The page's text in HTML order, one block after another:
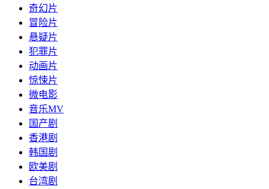
奇幻片
冒险片
悬疑片
犯罪片
动画片
惊悚片
微电影
音乐MV
国产剧
香港剧
韩国剧
欧美剧
台湾剧